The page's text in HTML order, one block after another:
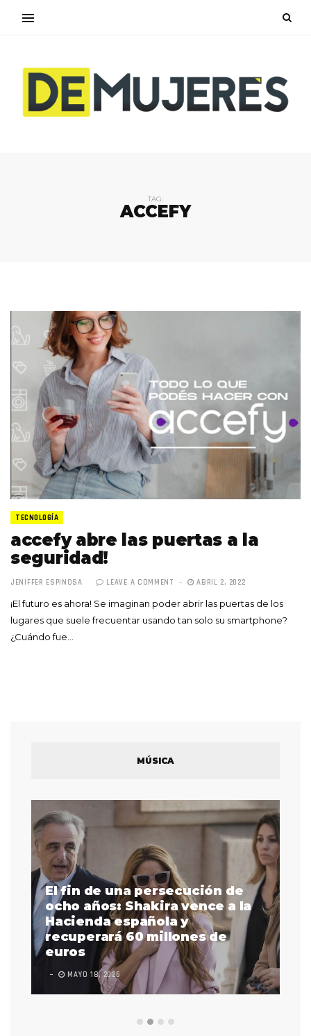
TAG:
ACCEFY
TECNOLOGÍA
accefy abre las puertas a la
seguridad!
JENIFFER ESPINOSA LEAVE A COMMENT ABRIL 2, 2022
¡El futuro es ahora! Se imaginan poder abrir las puertas de los
lugares que suele frecuentar usando tan solo su smartphone?
¿Cuándo fue…
MÚSICA
El fin de una persecución de
ocho años: Shakira vence a la
Hacienda española y
recuperará 60 millones de
euros
MAYO 18, 2026